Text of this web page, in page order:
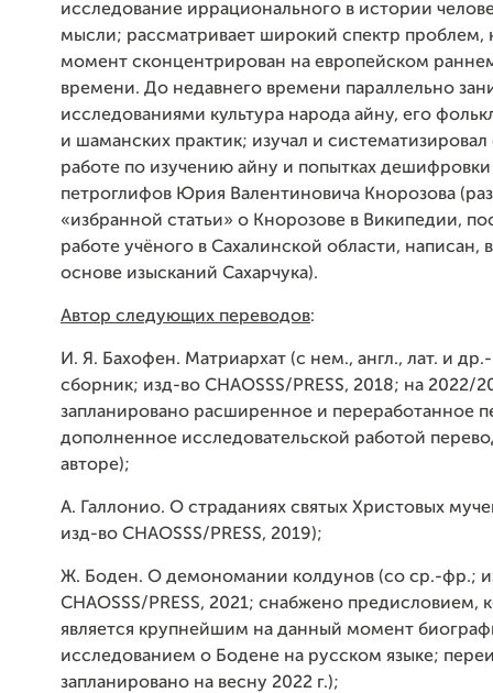
исследование иррационального в истории
мысли; рассматривает широкий спектр проблем,
момент сконцентрирован на европейском
времени. До недавнего времени параллельно
исследованиями культура народа айну, его
и шаманских практик; изучал и
работе по изучению айну и попытках
петроглифов Юрия Валентиновича Кнорозова
«избранной статьи» о Кнорозове в Википедии,
работе учёного в Сахалинской области, написан,
основе изысканий Сахарчука).
Автор следующих переводов:
И. Я. Бахофен. Матриархат (с нем., англ., лат. и
сборник; изд-во CHAOSSS/PRESS, 2018; на 2022/
запланировано расширенное и переработанное
дополненное исследовательской работой
авторе);
А. Галлонио. О страданиях святых Христовых
изд-во CHAOSSS/PRESS, 2019);
Ж. Боден. О демономании колдунов (со ср.-фр.;
CHAOSSS/PRESS, 2021; снабжено предисловием,
является крупнейшим на данный момент
исследованием о Бодене на русском языке;
запланировано на весну 2022 г.);